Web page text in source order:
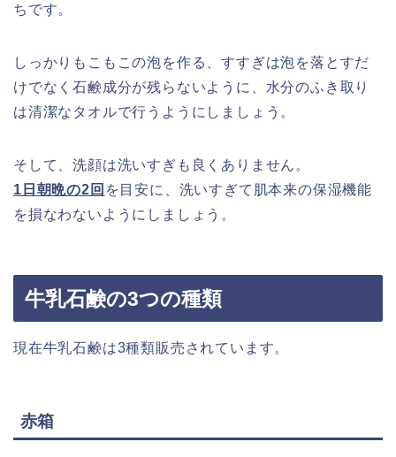
ちです。
しっかりもこもこの泡を作る、すすぎは泡を落とすだ
けでなく石鹸成分が残らないように、水分のふき取り
は清潔なタオルで行うようにしましょう。
そして、洗顔は洗いすぎも良くありません。
1日朝晩の2回 を目安に、洗いすぎて肌本来の保湿機能
を損なわないようにしましょう。
牛乳石鹸の3つの種類
現在牛乳石鹸は3種類販売されています。
赤箱